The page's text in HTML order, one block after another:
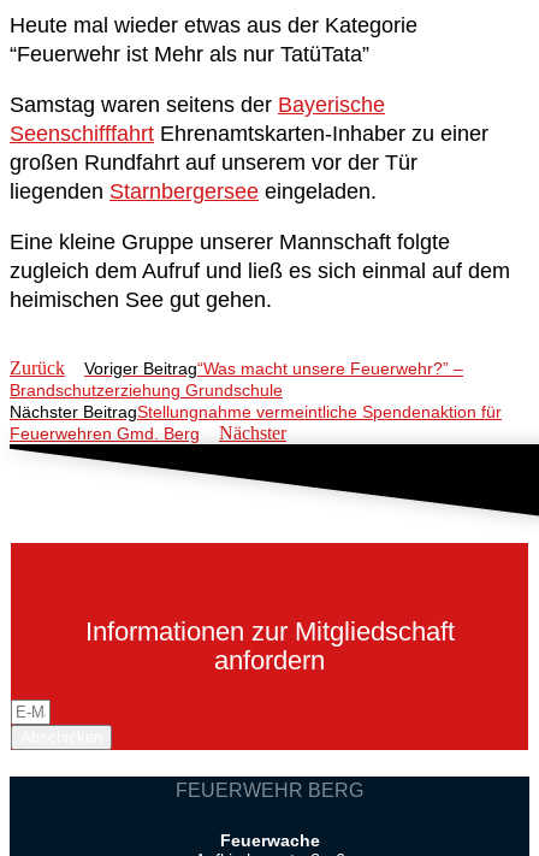
Heute mal wieder etwas aus der Kategorie
“Feuerwehr ist Mehr als nur TatüTata”
Samstag waren seitens der Bayerische
Seenschifffahrt Ehrenamtskarten-Inhaber zu einer
großen Rundfahrt auf unserem vor der Tür
liegenden Starnbergersee eingeladen.
Eine kleine Gruppe unserer Mannschaft folgte
zugleich dem Aufruf und ließ es sich einmal auf dem
heimischen See gut gehen.
Zurück Voriger Beitrag“Was macht unsere Feuerwehr?” –
Brandschutzerziehung Grundschule
Nächster BeitragStellungnahme vermeintliche Spendenaktion für
Feuerwehren Gmd. Berg
Nächster
Informationen zur Mitgliedschaft
anfordern
FEUERWEHR BERG
Feuerwache